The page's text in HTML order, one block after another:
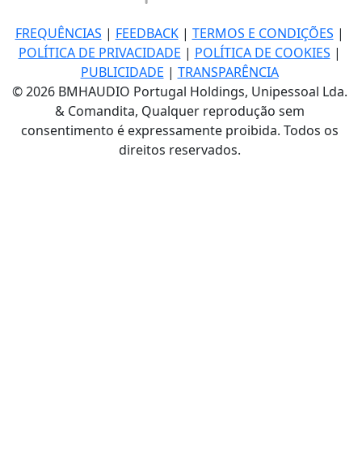
FREQUÊNCIAS | FEEDBACK| TERMOS E CONDIÇÕES |
POLÍTICA DE PRIVACIDADE | POLÍTICA DE COOKIES |
PUBLICIDADE | TRANSPARÊNCIA
© 2026 BMHAUDIO Portugal Holdings, Unipessoal Lda.
& Comandita, Qualquer reprodução sem
consentimento é expressamente proibida. Todos os
direitos reservados.